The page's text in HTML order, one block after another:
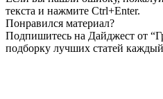
текста и нажмите Ctrl+Enter.
Понравился материал?
Подпишитесь на Дайджест от
подборку лучших статей